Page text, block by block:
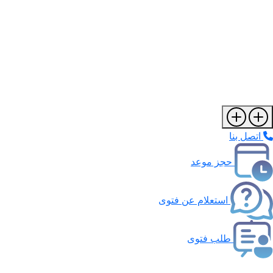
اتصل بنا
حجز موعد
استعلام عن فتوى
طلب فتوى